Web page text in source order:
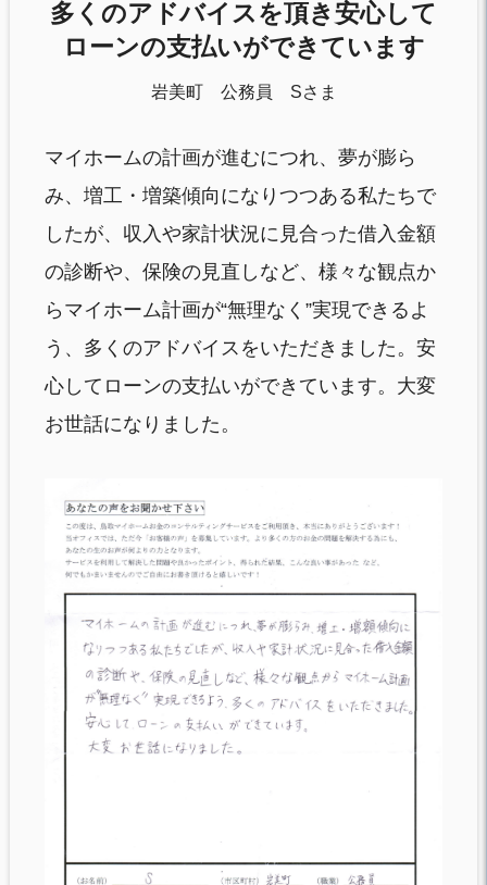
多くのアドバイスを頂き安心して
ローンの支払いができています
岩美町 公務員 Sさま
マイホームの計画が進むにつれ、夢が膨ら
み、増工・増築傾向になりつつある私たちで
したが、収入や家計状況に見合った借入金額
の診断や、保険の見直しなど、様々な観点か
らマイホーム計画が“無理なく”実現できるよ
う、多くのアドバイスをいただきました。安
心してローンの支払いができています。大変
お世話になりました。